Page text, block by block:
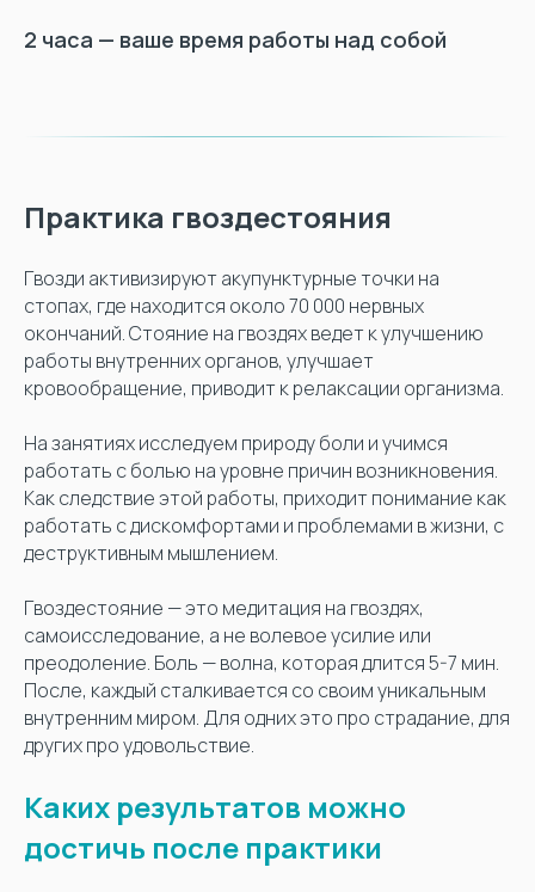
2 часа — ваше время работы над собой
Практика гвоздестояния
Гвозди активизируют акупунктурные точки на
стопах, где находится около 70 000 нервных
окончаний. Стояние на гвоздях ведет к улучшению
работы внутренних органов, улучшает
кровообращение, приводит к релаксации организма.
На занятиях исследуем природу боли и учимся
работать с болью на уровне причин возникновения.
Как следствие этой работы, приходит понимание как
работать с дискомфортами и проблемами в жизни, с
деструктивным мышлением.
Гвоздестояние — это медитация на гвоздях,
самоисследование, а не волевое усилие или
преодоление. Боль — волна, которая длится 5-7 мин.
После, каждый сталкивается со своим уникальным
внутренним миром. Для одних это про страдание, для
других про удовольствие.
Каких результатов можно
достичь после практики